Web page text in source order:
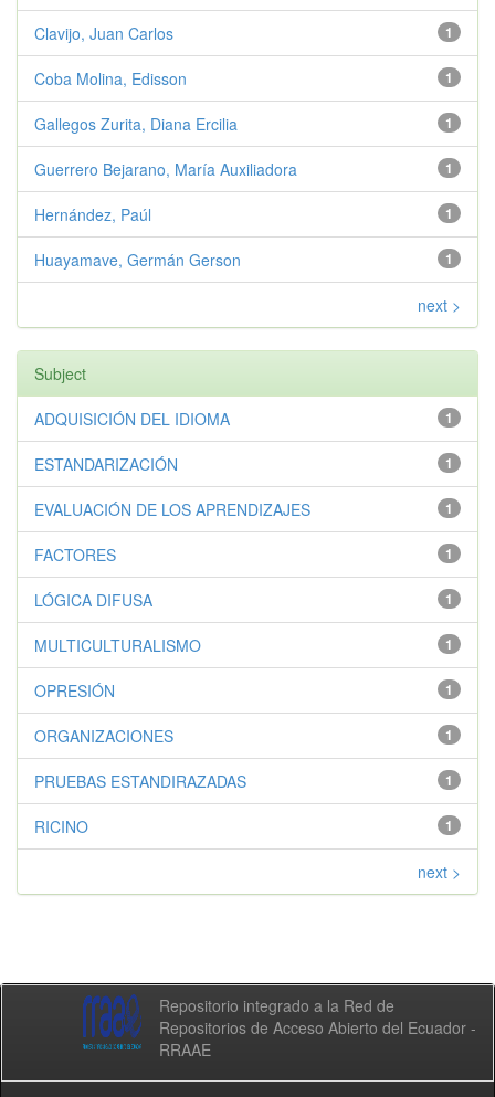
1
Clavijo, Juan Carlos
1
Coba Molina, Edisson
1
Gallegos Zurita, Diana Ercilia
1
Guerrero Bejarano, María Auxiliadora
1
Hernández, Paúl
1
Huayamave, Germán Gerson
next >
Subject
1
ADQUISICIÓN DEL IDIOMA
1
ESTANDARIZACIÓN
1
EVALUACIÓN DE LOS APRENDIZAJES
1
FACTORES
1
LÓGICA DIFUSA
1
MULTICULTURALISMO
1
OPRESIÓN
1
ORGANIZACIONES
1
PRUEBAS ESTANDIRAZADAS
1
RICINO
next >
Repositorio integrado a la Red de
Repositorios de Acceso Abierto del Ecuador -
RRAAE